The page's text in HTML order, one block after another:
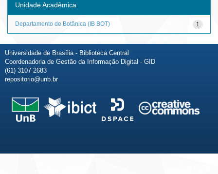
Unidade Acadêmica
1
Departamento de Botânica (IB BOT)
Universidade de Brasília - Biblioteca Central
Coordenadoria de Gestão da Informação Digital - GID
(61) 3107-2683
repositorio@unb.br